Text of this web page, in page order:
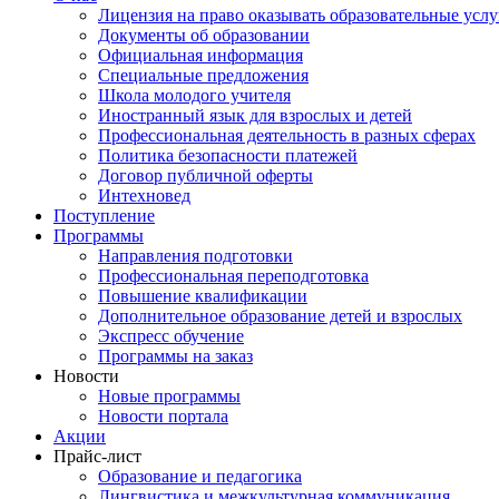
Лицензия на право оказывать образовательные
Документы об образовании
Официальная информация
Специальные предложения
Школа молодого учителя
Иностранный язык для взрослых и детей
Профессиональная деятельность в разных сферах
Политика безопасности платежей
Договор публичной оферты
Интехновед
Поступление
Программы
Направления подготовки
Профессиональная переподготовка
Повышение квалификации
Дополнительное образование детей и взрослых
Экспресс обучение
Программы на заказ
Новости
Новые программы
Новости портала
Акции
Прайс-лист
Образование и педагогика